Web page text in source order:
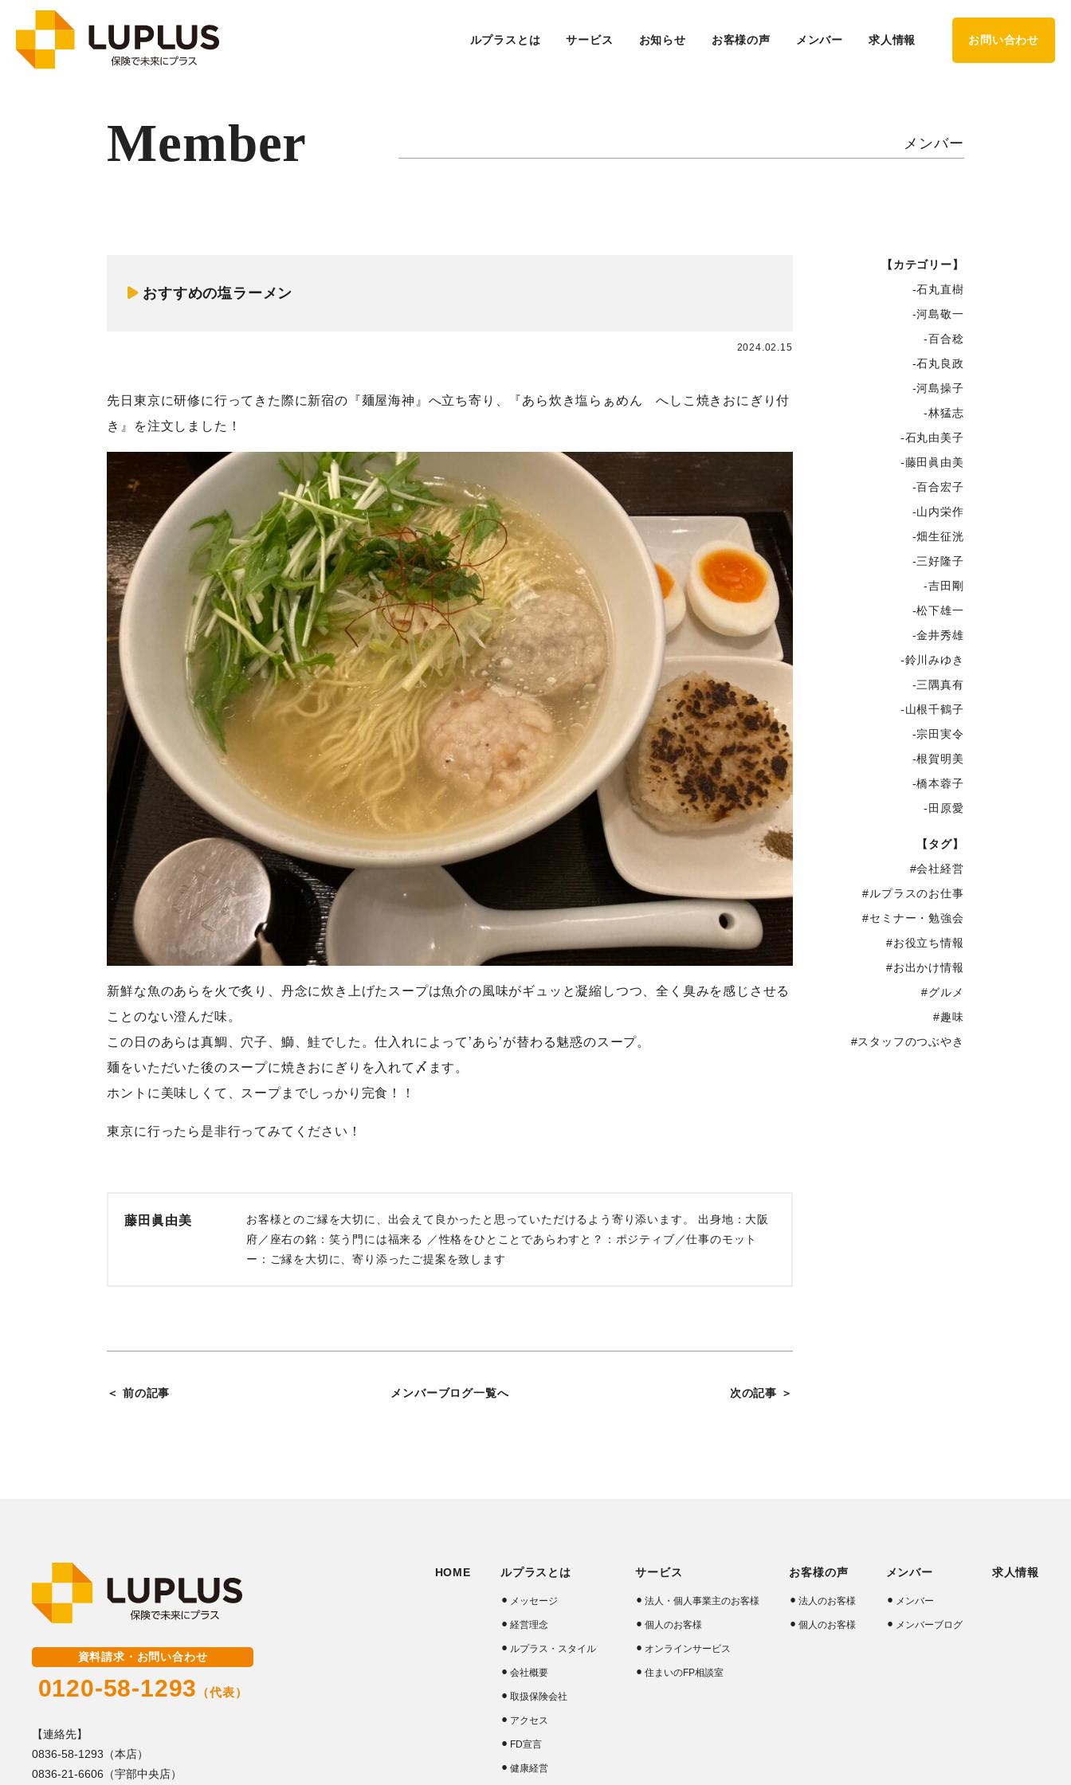
ルプラスとは サービス お知らせ お客様の声 メンバー 求人情報 お問い合わせ
Member メンバー
おすすめの塩ラーメン
2024.02.15
先日東京に研修に行ってきた際に新宿の『麺屋海神』へ立ち寄り、『あら炊き塩らぁめん へしこ焼きおにぎり付
き』を注文しました！
新鮮な魚のあらを火で炙り、丹念に炊き上げたスープは魚介の風味がギュッと凝縮しつつ、全く臭みを感じさせる
ことのない澄んだ味。
この日のあらは真鯛、穴子、鰤、鮭でした。仕入れによって’あら’が替わる魅惑のスープ。
麺をいただいた後のスープに焼きおにぎりを入れて〆ます。
ホントに美味しくて、スープまでしっかり完食！！
東京に行ったら是非行ってみてください！
藤田眞由美
お客様とのご縁を大切に、出会えて良かったと思っていただけるよう寄り添います。 出身地：大阪
府／座右の銘：笑う門には福来る ／性格をひとことであらわすと？：ポジティブ／仕事のモット
ー：ご縁を大切に、寄り添ったご提案を致します
＜ 前の記事 メンバーブログ一覧へ 次の記事 ＞
【カテゴリー】
-石丸直樹
-河島敬一
-百合稔
-石丸良政
-河島操子
-林猛志
-石丸由美子
-藤田眞由美
-百合宏子
-山内栄作
-畑生征洸
-三好隆子
-吉田剛
-松下雄一
-金井秀雄
-鈴川みゆき
-三隅真有
-山根千鶴子
-宗田実令
-根賀明美
-橋本蓉子
-田原愛
【タグ】
#会社経営
#ルプラスのお仕事
#セミナー・勉強会
#お役立ち情報
#お出かけ情報
#グルメ
#趣味
#スタッフのつぶやき
資料請求・お問い合わせ
0120-58-1293 （代表）
【連絡先】
0836-58-1293（本店）
0836-21-6606（宇部中央店）
HOME ルプラスとは
メッセージ
経営理念
ルプラス・スタイル
会社概要
取扱保険会社
アクセス
FD宣言
健康経営
サービス
法人・個人事業主のお客様
個人のお客様
オンラインサービス
住まいのFP相談室
お客様の声
法人のお客様
個人のお客様
メンバー
メンバー
メンバーブログ
求人情報